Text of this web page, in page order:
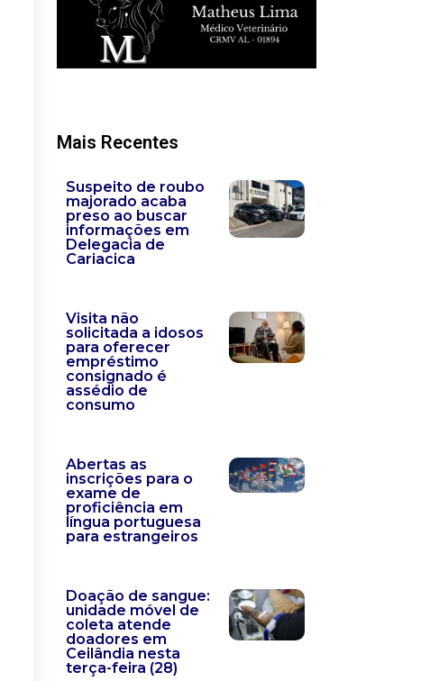
Mais Recentes
Suspeito de roubo
majorado acaba
preso ao buscar
informações em
Delegacia de
Cariacica
Visita não
solicitada a idosos
para oferecer
empréstimo
consignado é
assédio de
consumo
Abertas as
inscrições para o
exame de
proficiência em
língua portuguesa
para estrangeiros
Doação de sangue:
unidade móvel de
coleta atende
doadores em
Ceilândia nesta
terça-feira (28)